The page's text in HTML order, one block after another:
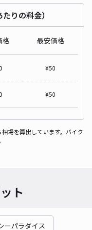
りの料金）
格 最安価格
¥50
¥50
場を算出しています。バイク
ト
ーパラダイス